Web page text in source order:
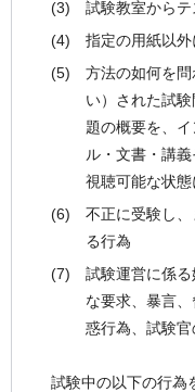
試験教室から
指定の用紙以
方法の如何を
い）された試
題の概要を、
ル・文書・講
視聴可能な状
不正に受験し
る行為
試験運営に係
な要求、暴言
惑行為、試験官
試験中の以下の行為